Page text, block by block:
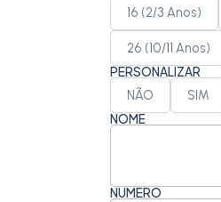
16 (2/3 Anos)
26 (10/11 Anos)
PERSONALIZAR
NÃO SIM
NOME
NÚMERO